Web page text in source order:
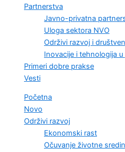
Partnerstva
Javno-privatna
Uloga sektora NVO
Održivi razvoj i
Inovacije i tehnologija
Primeri dobre prakse
Vesti
Početna
Novo
Održivi razvoj
Ekonomski rast
Očuvanje životne